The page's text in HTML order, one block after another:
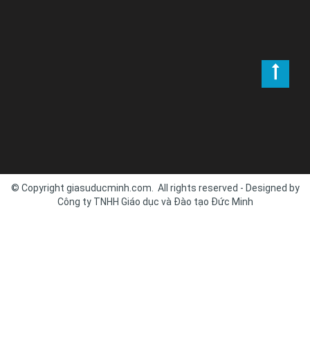
© Copyright giasuducminh.com. All rights reserved - Designed by
Công ty TNHH Giáo dục và Đào tạo Đức Minh